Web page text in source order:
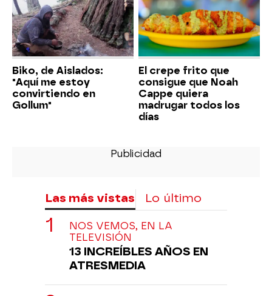
Biko, de Aislados:
"Aquí me estoy
convirtiendo en
Gollum"
El crepe frito que
consigue que Noah
Cappe quiera
madrugar todos los
días
Las más vistas Lo último
NOS VEMOS, EN LA
TELEVISIÓN
13 INCREÍBLES AÑOS EN
ATRESMEDIA